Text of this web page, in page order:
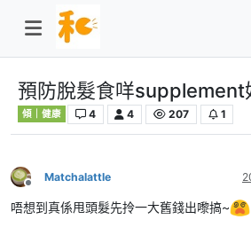
預防脫髮食咩supplement
傾｜健康 4 4 207 1
離線
Matchalattle
唔想到真係甩頭髮先拎一大舊錢出嚟搞~